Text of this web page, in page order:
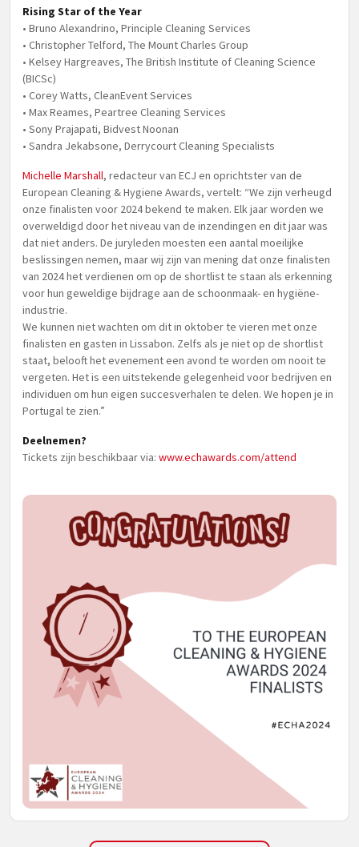
Rising Star of the Year
• Bruno Alexandrino, Principle Cleaning Services
• Christopher Telford, The Mount Charles Group
• Kelsey Hargreaves, The British Institute of Cleaning Science
(BICSc)
• Corey Watts, CleanEvent Services
• Max Reames, Peartree Cleaning Services
• Sony Prajapati, Bidvest Noonan
• Sandra Jekabsone, Derrycourt Cleaning Specialists
Michelle Marshall, redacteur van ECJ en oprichtster van de
European Cleaning & Hygiene Awards, vertelt: “We zijn verheugd
onze finalisten voor 2024 bekend te maken. Elk jaar worden we
overweldigd door het niveau van de inzendingen en dit jaar was
dat niet anders. De juryleden moesten een aantal moeilijke
beslissingen nemen, maar wij zijn van mening dat onze finalisten
van 2024 het verdienen om op de shortlist te staan als erkenning
voor hun geweldige bijdrage aan de schoonmaak- en hygiëne-
industrie.
We kunnen niet wachten om dit in oktober te vieren met onze
finalisten en gasten in Lissabon. Zelfs als je niet op de shortlist
staat, belooft het evenement een avond te worden om nooit te
vergeten. Het is een uitstekende gelegenheid voor bedrijven en
individuen om hun eigen succesverhalen te delen. We hopen je in
Portugal te zien.”
Deelnemen?
Tickets zijn beschikbaar via: www.echawards.com/attend